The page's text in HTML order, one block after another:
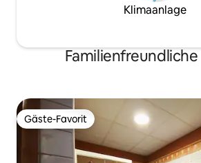
Klimaanlage
Gäste-Favorit
Gäste-Favorit